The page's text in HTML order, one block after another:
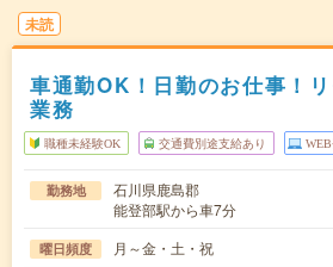
未読
車通勤OK！日勤のお仕事！
業務
職種未経験OK 交通費別途支給あり
勤務地
石川県鹿島郡
能登部駅から車7分
曜日頻度 月～金・土・祝